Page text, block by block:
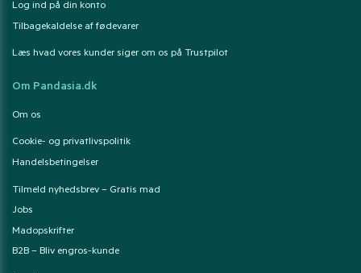
Log ind på din konto
Tilbagekaldelse af fødevarer
Læs hvad vores kunder siger om os på Trustpilot
Om Pandasia.dk
Om os
Cookie- og privatlivspolitik
Handelsbetingelser
Tilmeld nyhedsbrev – Gratis mad
Jobs
Madopskrifter
B2B – Bliv engros-kunde